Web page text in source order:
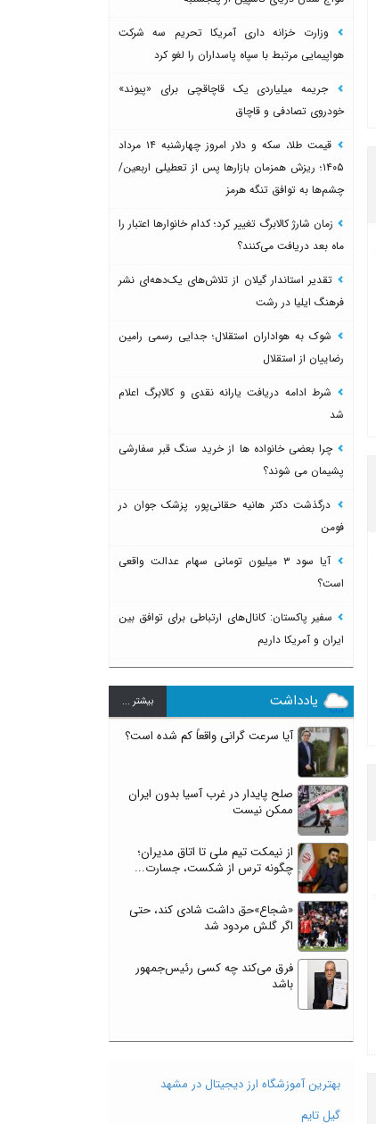
وزارت خزانه داری آمریکا تحریم سه شرکت
هواپیمایی مرتبط با سپاه پاسداران را لغو کرد
جریمه میلیاردی یک قاچاقچی برای «پیوند»
خودروی تصادفی و قاچاق
قیمت طلا، سکه و دلار امروز چهارشنبه ۱۴ مرداد
۱۴۰۵؛ ریزش همزمان بازارها پس از تعطیلی اربعین/
چشم‌ها به توافق تنگه هرمز
زمان شارژ کالابرگ تغییر کرد؛ کدام خانوارها اعتبار را
ماه بعد دریافت می‌کنند؟
تقدیر استاندار گیلان از تلاش‌های یک‌دهه‌ای نشر
فرهنگ ایلیا در رشت
شوک به هواداران استقلال؛ جدایی رسمی رامین
رضاییان از استقلال
شرط ادامه دریافت یارانه نقدی و کالابرگ اعلام
شد
چرا بعضی خانواده ها از خرید سنگ قبر سفارشی
پشیمان می شوند؟
درگذشت دکتر هانیه حقانی‌پور، پزشک جوان در
فومن
آیا سود ۳ میلیون تومانی سهام عدالت واقعی
است؟
سفیر پاکستان: کانال‌های ارتباطی برای توافق بین
ایران و آمریکا داریم
یادداشت بيشتر ...
آیا سرعت گرانی واقعاً کم شده است؟
صلح پایدار در غرب آسیا بدون ایران
ممکن نیست
از نیمکت تیم ملی تا اتاق مدیران؛
چگونه ترس از شکست، جسارت...
«شجاع»حق داشت شادی کند، حتی
اگر گلش مردود شد
فرق می‌کند چه کسی رئیس‌جمهور
باشد
بهترین آموزشگاه ارز دیجیتال در مشهد
گیل تایم